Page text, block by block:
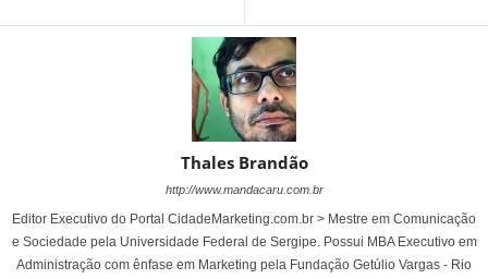
Thales Brandão
http://www.mandacaru.com.br
Editor Executivo do Portal CidadeMarketing.com.br > Mestre em Comunicação
e Sociedade pela Universidade Federal de Sergipe. Possui MBA Executivo em
Administração com ênfase em Marketing pela Fundação Getúlio Vargas - Rio